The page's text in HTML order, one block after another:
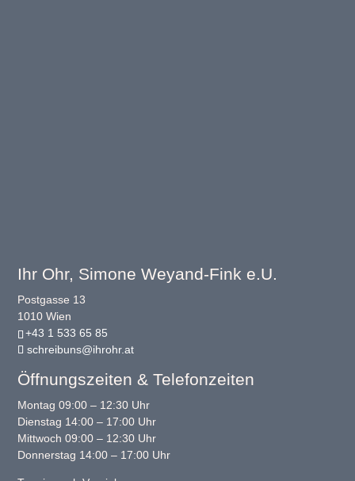
Ihr Ohr, Simone Weyand-Fink e.U.
Postgasse 13
1010 Wien
+43 1 533 65 85
schreibuns@ihrohr.at
Öffnungszeiten & Telefonzeiten
Montag 09:00 – 12:30 Uhr
Dienstag 14:00 – 17:00 Uhr
Mittwoch 09:00 – 12:30 Uhr
Donnerstag 14:00 – 17:00 Uhr